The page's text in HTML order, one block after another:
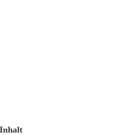
Inhalt